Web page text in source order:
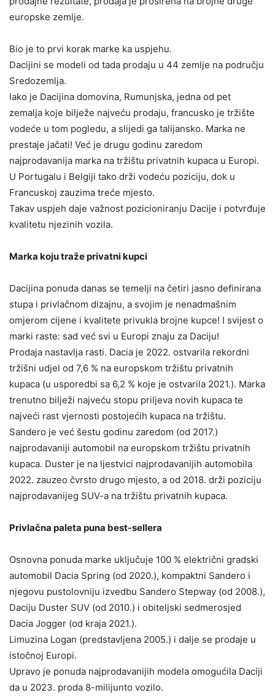
europske zemlje.
Bio je to prvi korak marke ka uspjehu.
Dacijini se modeli od tada prodaju u 44 zemlje na području
Sredozemlja.
Iako je Dacijina domovina, Rumunjska, jedna od pet
zemalja koje bilježe najveću prodaju, francusko je tržište
vodeće u tom pogledu, a slijedi ga talijansko. Marka ne
prestaje jačati! Već je drugu godinu zaredom
najprodavanija marka na tržištu privatnih kupaca u Europi.
U Portugalu i Belgiji tako drži vodeću poziciju, dok u
Francuskoj zauzima treće mjesto.
Takav uspjeh daje važnost pozicioniranju Dacije i potvrđuje
kvalitetu njezinih vozila.
Marka koju traže privatni kupci
Dacijina ponuda danas se temelji na četiri jasno definirana
stupa i privlačnom dizajnu, a svojim je nenadmašnim
omjerom cijene i kvalitete privukla brojne kupce! I svijest o
marki raste: sad već svi u Europi znaju za Daciju!
Prodaja nastavlja rasti. Dacia je 2022. ostvarila rekordni
tržišni udjel od 7,6 % na europskom tržištu privatnih
kupaca (u usporedbi sa 6,2 % koje je ostvarila 2021.). Marka
trenutno bilježi najveću stopu priljeva novih kupaca te
najveći rast vjernosti postojećih kupaca na tržištu.
Sandero je već šestu godinu zaredom (od 2017.)
najprodavaniji automobil na europskom tržištu privatnih
kupaca. Duster je na ljestvici najprodavanijih automobila
2022. zauzeo čvrsto drugo mjesto, a od 2018. drži poziciju
najprodavanijeg SUV-a na tržištu privatnih kupaca.
Privlačna paleta puna best-sellera
Osnovna ponuda marke uključuje 100 % električni gradski
automobil Dacia Spring (od 2020.), kompaktni Sandero i
njegovu pustolovniju izvedbu Sandero Stepway (od 2008.),
Daciju Duster SUV (od 2010.) i obiteljski sedmerosjed
Dacia Jogger (od kraja 2021.).
Limuzina Logan (predstavljena 2005.) i dalje se prodaje u
istočnoj Europi.
Upravo je ponuda najprodavanijih modela omogućila Daciji
da u 2023. proda 8-milijunto vozilo.